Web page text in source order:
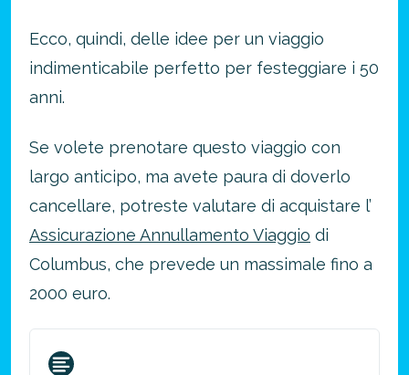
Ecco, quindi, delle idee per un viaggio
indimenticabile perfetto per festeggiare i 50
anni.
Se volete prenotare questo viaggio con
largo anticipo, ma avete paura di doverlo
cancellare, potreste valutare di acquistare l’
Assicurazione Annullamento Viaggio di
Columbus, che prevede un massimale fino a
2000 euro.